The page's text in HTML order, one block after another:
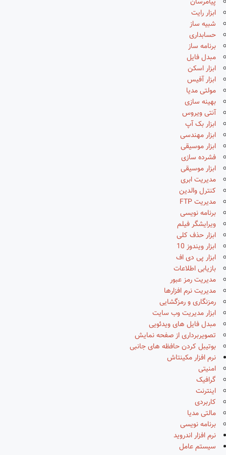
ابزار رایت
شبیه ساز
حسابداری
برنامه ساز
مبدل فایل
ابزار اسکن
ابزار آفیس
مولتی مدیا
بهینه سازی
آنتی ویروس
ابزار بک آپ
ابزار مهندسی
ابزار موسیقی
فشرده سازی
ابزار موسیقی
مدیریت ابری
کنترل والدین
مدیریت FTP
برنامه نویسی
ویرایشگر فیلم
ابزار حذف کلی
ابزار ویندوز 10
ابزار پی دی اف
بازیابی اطلاعات
مدیریت رمز عبور
مدیریت نرم افزارها
رمزنگاری و رمزگشایی
ابزار مدیریت وب سایت
مبدل فایل های ویدئویی
تصویربرداری از صفحه نمایش
بوتیبل کردن حافظه های جانبی
نرم افزار مکینتاش
امنیتی
گرافیک
اینترنت
کاربردی
مالتی مدیا
برنامه نویسی
نرم افزار اندروید
سیستم عامل